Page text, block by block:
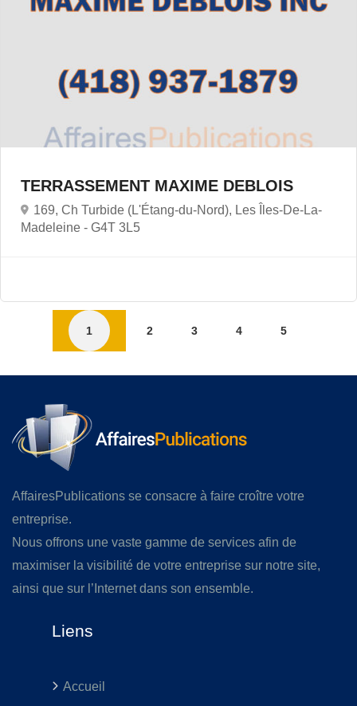
TERRASSEMENT MAXIME DEBLOIS
169, Ch Turbide (L'Étang-du-Nord), Les Îles-De-La-
Madeleine - G4T 3L5
1 2 3 4 5
AffairesPublications se consacre à faire croître votre
entreprise.
Nous offrons une vaste gamme de services afin de
maximiser la visibilité de votre entreprise sur notre site,
ainsi que sur l’Internet dans son ensemble.
Liens
Accueil